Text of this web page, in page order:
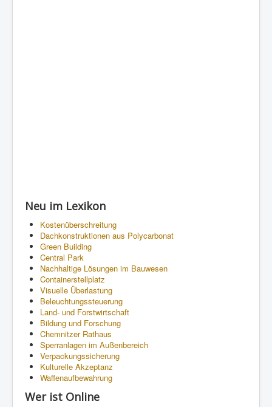
Neu im Lexikon
Kostenüberschreitung
Dachkonstruktionen aus Polycarbonat
Green Building
Central Park
Nachhaltige Lösungen im Bauwesen
Containerstellplatz
Visuelle Überlastung
Beleuchtungssteuerung
Land- und Forstwirtschaft
Bildung und Forschung
Chemnitzer Rathaus
Sperranlagen im Außenbereich
Verpackungssicherung
Kulturelle Akzeptanz
Waffenaufbewahrung
Wer ist Online